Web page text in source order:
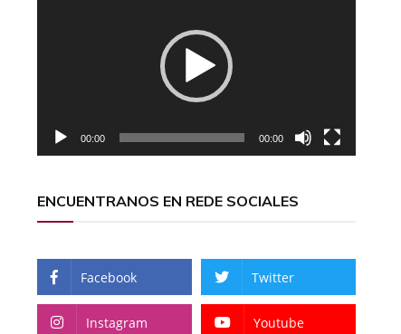
00:00 00:00
ENCUENTRANOS EN REDE SOCIALES
Facebook Twitter
Instagram Youtube